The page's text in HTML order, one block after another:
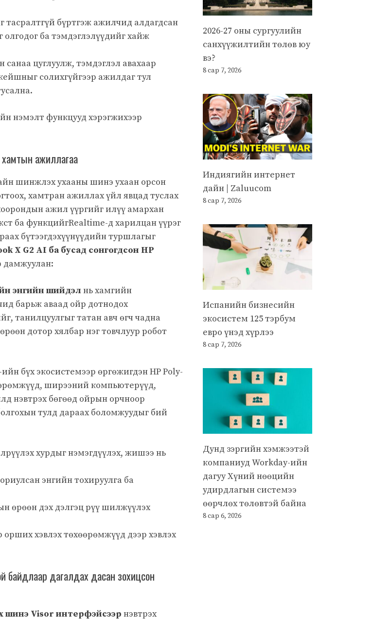
тасралтгүй бүртгэж ажилчид алдагдсан
ба тэмдэглэлүүдийг хайж
санаа цуглуулж, тэмдэглэл авахаар
солихгүйгээр ажилдаг тул
нэмэлт функцууд хэрэгжихээр
ажиллагаа
шинжлэх ухааны шинэ ухаан орсон
хамтран ажиллах үйл явцад туслах
ажил үүргийг илүү амархан
ба функцийгRealtime-д харилцан үүрэг
бүтээгдэхүүнүүдийн туршлагыг
X G2 AI ба бусад сонгогдсон HP
дамжуулан:
энгийн шийдэл нь хамгийн
барьж аваад ойр дотнодох
танилцуулгыг татан авч өгч чадна
дотор хялбар нэг товчлуур робот
бүх экосистемээр өргөжигдэн HP Poly-
ширээний компьютерүүд,
нэвтрэх бөгөөд ойрын орчноор
тулд дараах боломжуудыг бий
хурдыг нэмэгдүүлэх, жишээ нь
энгийн тохируулга ба
өрөөн дэх дэлгэц рүү шилжүүлэх
хэвлэх төхөөрөмжүүд дээр хэвлэх
байдлаар дагалдах дасан зохицсон
шинэ Visor интерфэйсээр нэвтрэх
2026-27 оны сургуулийн
санхүүжилтийн төлөв юу
вэ?
8 сар 7, 2026
Индиягийн интернет
дайн | Zaluucom
8 сар 7, 2026
Испанийн бизнесийн
экосистем 125 тэрбум
евро үнэд хүрлээ
8 сар 7, 2026
Дунд зэргийн хэмжээтэй
компаниуд Workday-ийн
дагуу Хүний нөөцийн
удирдлагын системээ
өөрчлөх төлөвтэй байна
8 сар 6, 2026